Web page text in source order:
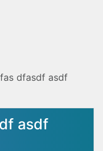
dfasdf asdf
asdf